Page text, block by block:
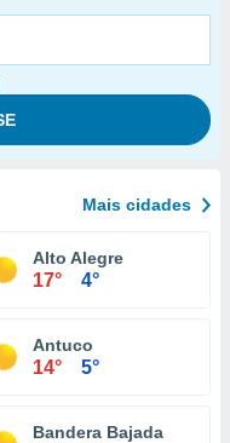
Mais cidades
Alto Alegre
17° 4°
Antuco
14° 5°
Bandera Bajada